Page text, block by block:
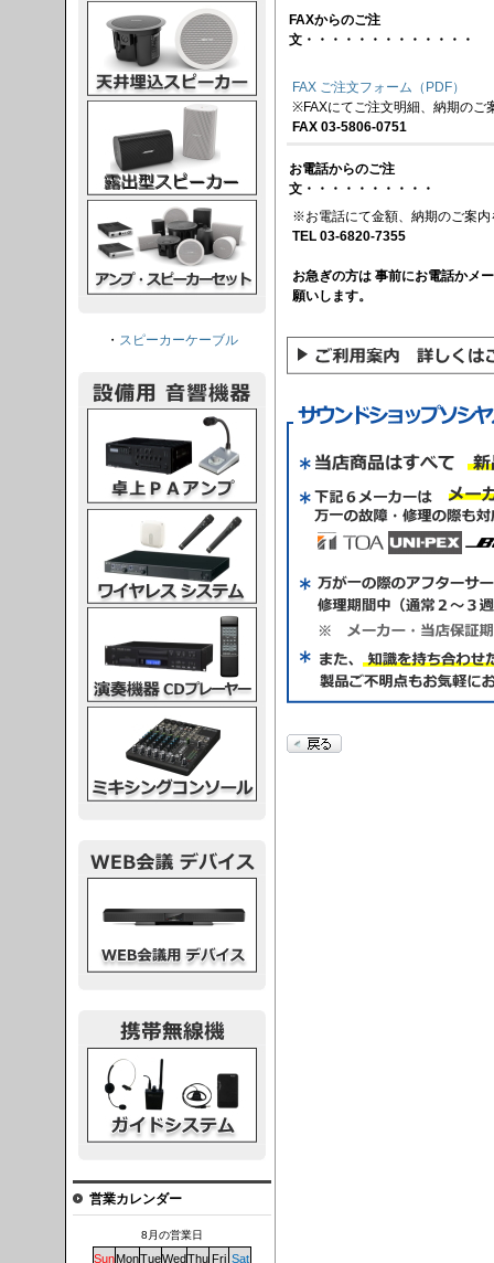
FAXからのご注
文・・・・・・・・・・・・・
FAX ご注文フォーム（PDF）
※FAXにてご注文明細、納期のご
FAX 03-5806-0751
お電話からのご注
文・・・・・・・・・・
※お電話にて金額、納期のご案内
TEL 03-6820-7355
お急ぎの方は 事前にお電話かメ
願いします。
・ スピーカーケーブル
営業カレンダー
8月の営業日
SunMonTueWedThu Fri Sat